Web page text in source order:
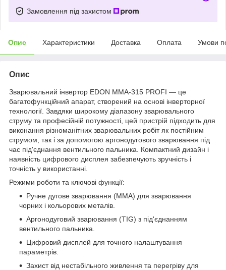
Замовлення під захистом
Опис Характеристики Доставка Оплата Умови
Опис
Зварювальний інвертор EDON MMA-315 PROFI — це
багатофункційний апарат, створений на основі інверторної
технології. Завдяки широкому діапазону зварювального
струму та професійній потужності, цей пристрій підходить для
виконання різноманітних зварювальних робіт як постійним
струмом, так і за допомогою аргонодугового зварювання під
час під'єднання вентильного пальника. Компактний дизайн і
наявність цифрового дисплея забезпечують зручність і
точність у використанні.
Режими роботи та ключові функції:
Ручне дугове зварювання (MMA) для зварювання
чорних і кольорових металів.
Аргонодуговий зварювання (TIG) з під'єднанням
вентильного пальника.
Цифровий дисплей для точного налаштування
параметрів.
Захист від нестабільного живлення та перегріву для